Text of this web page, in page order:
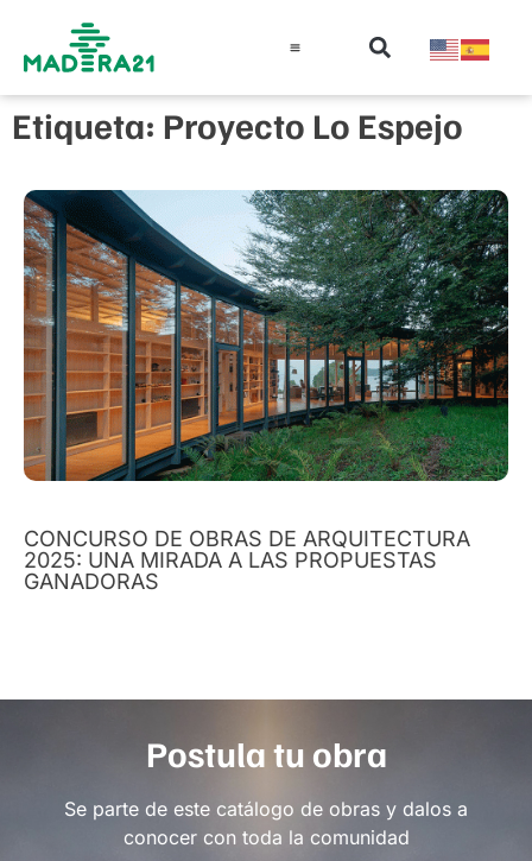
Etiqueta: Proyecto Lo Espejo
CONCURSO DE OBRAS DE ARQUITECTURA
2025: UNA MIRADA A LAS PROPUESTAS
GANADORAS
Postula tu obra
Se parte de este catálogo de obras y dalos a
conocer con toda la comunidad